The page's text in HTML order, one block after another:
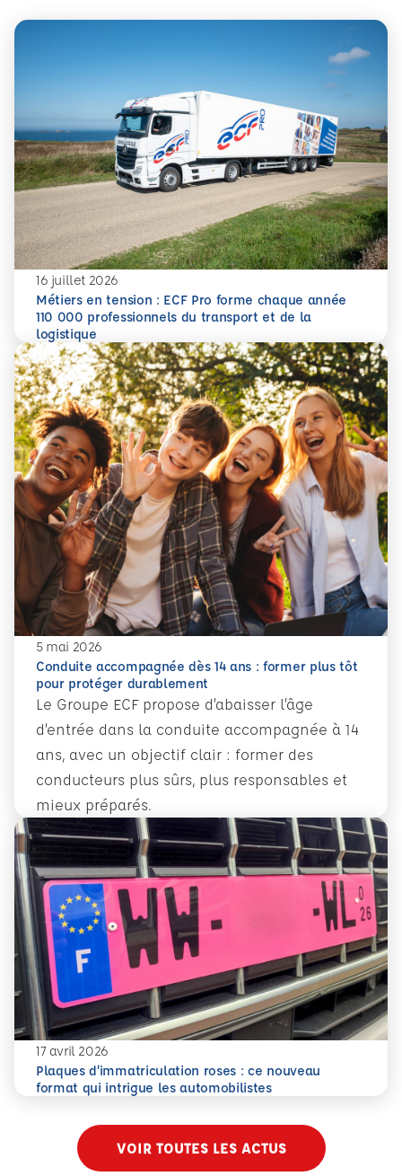
16 juillet 2026
Métiers en tension : ECF Pro forme chaque année
110 000 professionnels du transport et de la
logistique
En savoir plus
Métiers en tension : ECF Pro forme chaque année 110
5 mai 2026
Conduite accompagnée dès 14 ans : former plus tôt
pour protéger durablement
Le Groupe ECF propose d’abaisser l’âge
d’entrée dans la conduite accompagnée à 14
ans, avec un objectif clair : former des
conducteurs plus sûrs, plus responsables et
mieux préparés.
En savoir plus
Conduite accompagnée dès 14 ans : former plus tôt pour
17 avril 2026
Plaques d’immatriculation roses : ce nouveau
format qui intrigue les automobilistes
En savoir plus
Plaques d’immatriculation roses : ce nouveau format
VOIR TOUTES LES ACTUS